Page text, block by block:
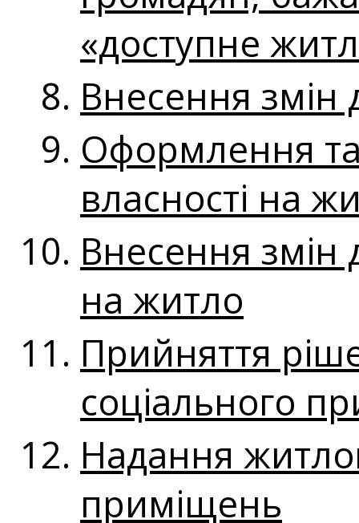
«доступне
Внесення змін
Оформлення
власності на
Внесення змін
на житло
Прийняття
соціального
Надання
приміщень